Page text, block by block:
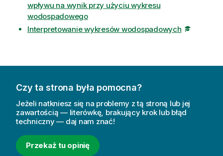
wpływu na wynik przy użyciu wykresu
wodospadowego
Interpretowanie wykresów wodospadowych
Czy ta strona była pomocna?
Jeżeli natkniesz się na problemy z tą stroną lub jej
zawartością — literówkę, brakujący krok lub błąd
techniczny — daj nam znać!
Przekaż tu opinię